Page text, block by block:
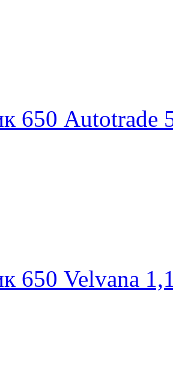
650 Autotrade
650 Velvana